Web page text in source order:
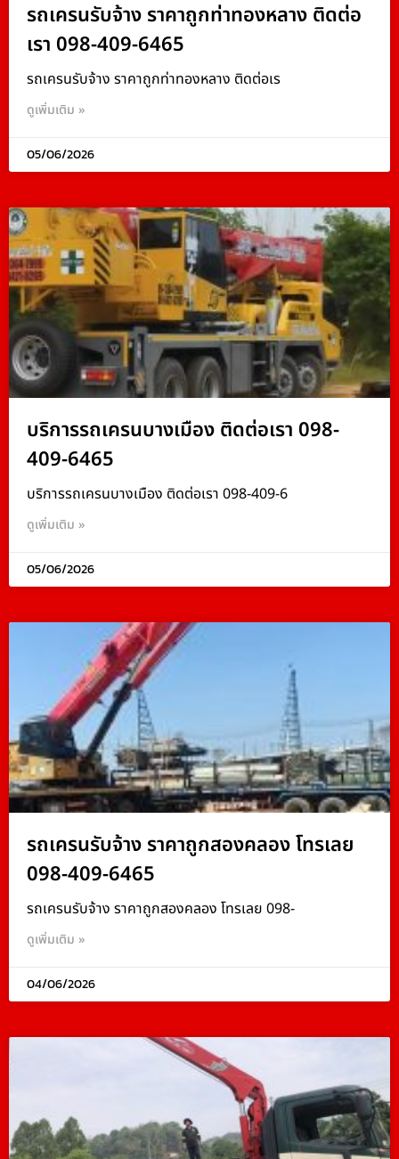
รถเครนรับจ้าง ราคาถูกท่าทองหลาง ติดต่อ
เรา 098-409-6465
รถเครนรับจ้าง ราคาถูกท่าทองหลาง ติดต่อเร
ดูเพิ่มเติม »
05/06/2026
บริการรถเครนบางเมือง ติดต่อเรา 098-
409-6465
บริการรถเครนบางเมือง ติดต่อเรา 098-409-6
ดูเพิ่มเติม »
05/06/2026
รถเครนรับจ้าง ราคาถูกสองคลอง โทรเลย
098-409-6465
รถเครนรับจ้าง ราคาถูกสองคลอง โทรเลย 098-
ดูเพิ่มเติม »
04/06/2026